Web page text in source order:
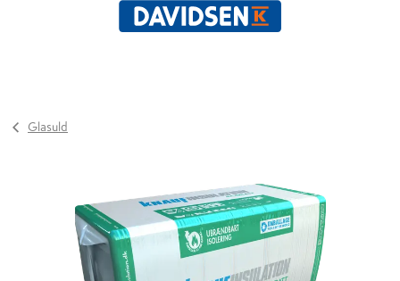
Glasuld